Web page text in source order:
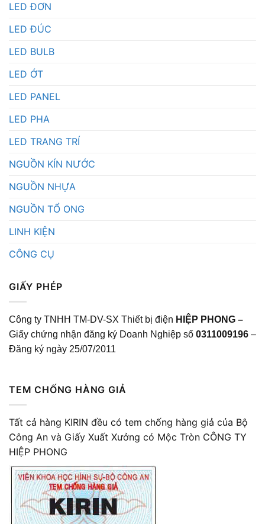
LED ĐƠN
LED ĐÚC
LED BULB
LED ỚT
LED PANEL
LED PHA
LED TRANG TRÍ
NGUỒN KÍN NƯỚC
NGUỒN NHỰA
NGUỒN TỔ ONG
LINH KIỆN
CÔNG CỤ
GIẤY PHÉP
Công ty TNHH TM-DV-SX Thiết bị điện HIỆP PHONG –
Giấy chứng nhận đăng ký Doanh Nghiệp số 0311009196 –
Đăng ký ngày 25/07/2011
TEM CHỐNG HÀNG GIẢ
Tất cả hàng KIRIN đều có tem chống hàng giả của Bộ
Công An và Giấy Xuất Xưởng có Mộc Tròn CÔNG TY
HIỆP PHONG